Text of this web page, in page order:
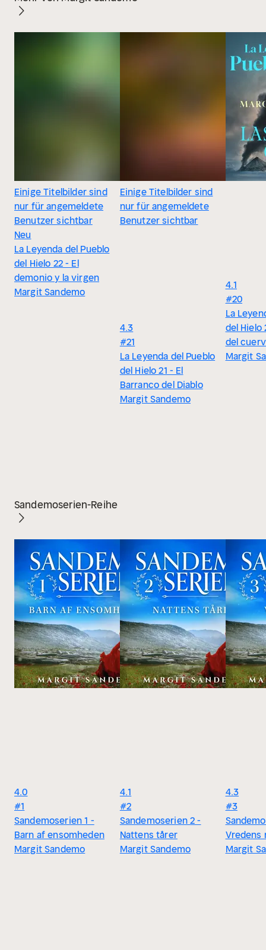
Einige Titelbilder sind
nur für angemeldete
Benutzer sichtbar
Neu
La Leyenda del Pueblo
del Hielo 22 - El
demonio y la virgen
Margit Sandemo
Einige Titelbilder sind
nur für angemeldete
Benutzer sichtbar
4.3
#21
La Leyenda del Pueblo
del Hielo 21 - El
Barranco del Diablo
Margit Sandemo
4.1
#20
La
del Hielo
del
Margit
Sandemoserien-Reihe
4.0
#1
Sandemoserien 1 -
Barn af ensomheden
Margit Sandemo
4.1
#2
Sandemoserien 2 -
Nattens tårer
Margit Sandemo
4.3
#3
Vredens
Margit